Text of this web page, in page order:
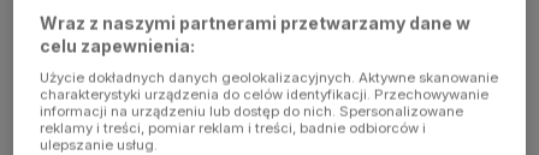
console for
more
information)
Wraz z naszymi partnerami przetwarzamy dane w
celu zapewnienia:
Użycie dokładnych danych geolokalizacyjnych. Aktywne skanowanie
charakterystyki urządzenia do celów identyfikacji. Przechowywanie
informacji na urządzeniu lub dostęp do nich. Spersonalizowane
reklamy i treści, pomiar reklam i treści, badnie odbiorców i
ulepszanie usług.